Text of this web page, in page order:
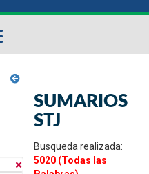
SUMARIOS
STJ
Busqueda realizada:
5020 (Todas las